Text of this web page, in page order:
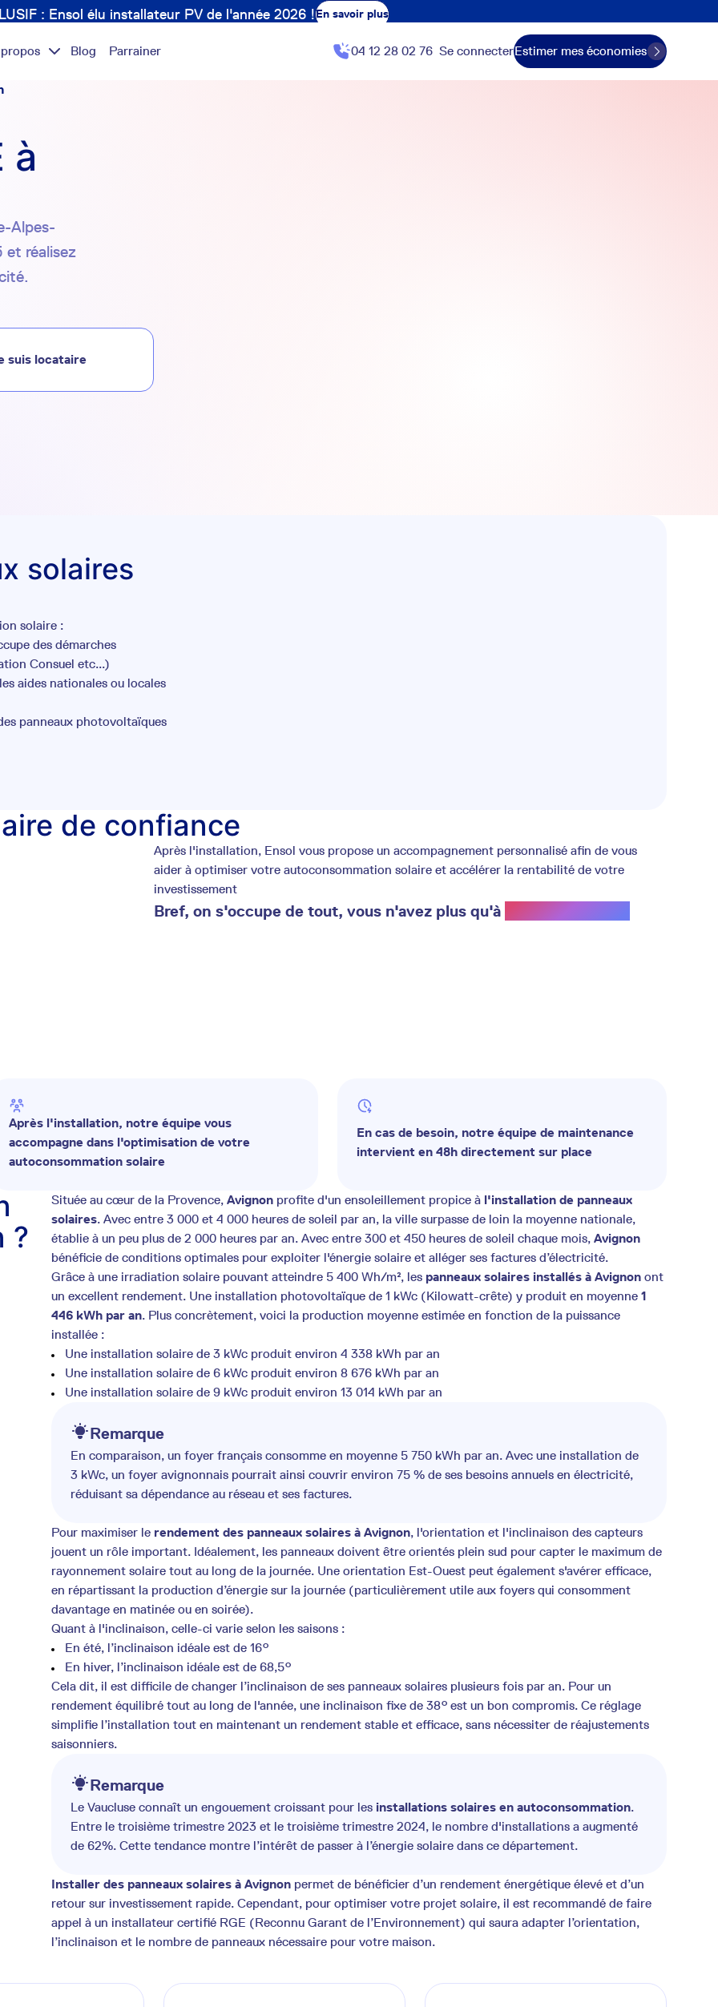
: Ensol élu installateur PV de l'année 2026 !En savoir plus
Blog Parrainer 04 12 28 02 76 Se connecterEstimer mes économies
à
Alpes-
et réalisez
suis locataire
solaires
solaire :
des démarches
Consuel etc...)
aides nationales ou locales
panneaux photovoltaïques
de confiance
Après l'installation, Ensol vous propose un accompagnement personnalisé afin de vous
aider à optimiser votre autoconsommation solaire et accélérer la rentabilité de votre
investissement
Bref, on s'occupe de tout, vous n'avez plus qu'à profiter du soleil.
Après l'installation, notre équipe vous
accompagne dans l'optimisation de votre
autoconsommation solaire
En cas de besoin, notre équipe de maintenance
intervient en 48h directement sur place
?
Située au cœur de la Provence, Avignon profite d'un ensoleillement propice à l'installation de panneaux
solaires. Avec entre 3 000 et 4 000 heures de soleil par an, la ville surpasse de loin la moyenne nationale,
établie à un peu plus de 2 000 heures par an. Avec entre 300 et 450 heures de soleil chaque mois, Avignon
bénéficie de conditions optimales pour exploiter l'énergie solaire et alléger ses factures d’électricité.
Grâce à une irradiation solaire pouvant atteindre 5 400 Wh/m², les panneaux solaires installés à Avignon ont
un excellent rendement. Une installation photovoltaïque de 1 kWc (Kilowatt-crête) y produit en moyenne 1
446 kWh par an. Plus concrètement, voici la production moyenne estimée en fonction de la puissance
installée :
Une installation solaire de 3 kWc produit environ 4 338 kWh par an
Une installation solaire de 6 kWc produit environ 8 676 kWh par an
Une installation solaire de 9 kWc produit environ 13 014 kWh par an
Remarque
En comparaison, un foyer français consomme en moyenne 5 750 kWh par an. Avec une installation de
3 kWc, un foyer avignonnais pourrait ainsi couvrir environ 75 % de ses besoins annuels en électricité,
réduisant sa dépendance au réseau et ses factures.
Pour maximiser le rendement des panneaux solaires à Avignon, l'orientation et l'inclinaison des capteurs
jouent un rôle important. Idéalement, les panneaux doivent être orientés plein sud pour capter le maximum de
rayonnement solaire tout au long de la journée. Une orientation Est-Ouest peut également s'avérer efficace,
en répartissant la production d’énergie sur la journée (particulièrement utile aux foyers qui consomment
davantage en matinée ou en soirée).
Quant à l'inclinaison, celle-ci varie selon les saisons :
En été, l’inclinaison idéale est de 16°
En hiver, l’inclinaison idéale est de 68,5°
Cela dit, il est difficile de changer l’inclinaison de ses panneaux solaires plusieurs fois par an. Pour un
rendement équilibré tout au long de l'année, une inclinaison fixe de 38° est un bon compromis. Ce réglage
simplifie l’installation tout en maintenant un rendement stable et efficace, sans nécessiter de réajustements
saisonniers.
Remarque
Le Vaucluse connaît un engouement croissant pour les installations solaires en autoconsommation.
Entre le troisième trimestre 2023 et le troisième trimestre 2024, le nombre d'installations a augmenté
de 62%. Cette tendance montre l’intérêt de passer à l’énergie solaire dans ce département.
Installer des panneaux solaires à Avignon permet de bénéficier d’un rendement énergétique élevé et d’un
retour sur investissement rapide. Cependant, pour optimiser votre projet solaire, il est recommandé de faire
appel à un installateur certifié RGE (Reconnu Garant de l’Environnement) qui saura adapter l’orientation,
l’inclinaison et le nombre de panneaux nécessaire pour votre maison.